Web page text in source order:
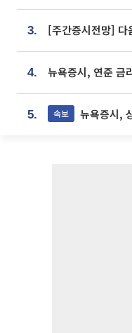
3.
4.
5. 속보 뉴욕증시,